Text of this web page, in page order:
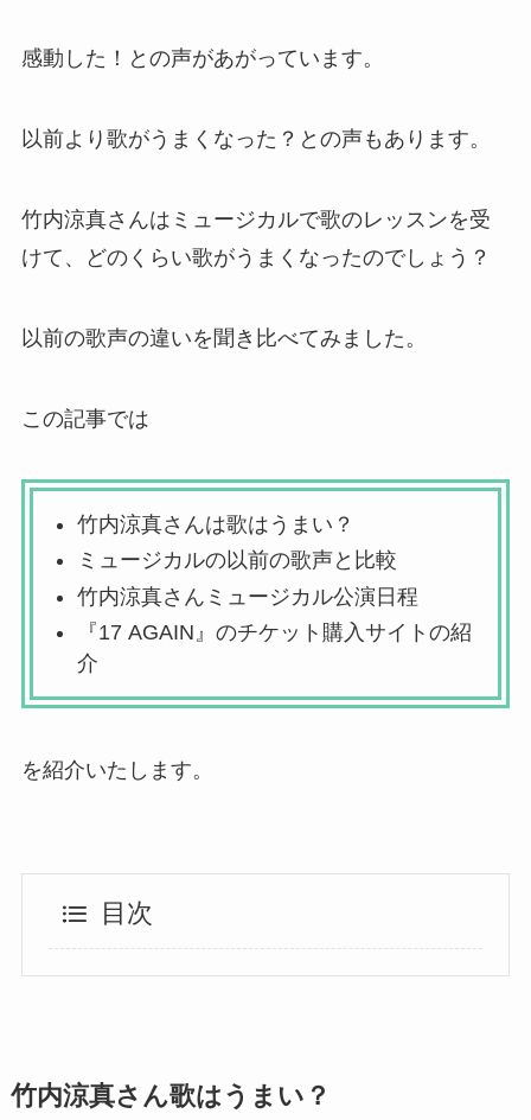
感動した！との声があがっています。
以前より歌がうまくなった？との声もあります。
竹内涼真さんはミュージカルで歌のレッスンを受
けて、どのくらい歌がうまくなったのでしょう？
以前の歌声の違いを聞き比べてみました。
この記事では
竹内涼真さんは歌はうまい？
ミュージカルの以前の歌声と比較
竹内涼真さんミュージカル公演日程
『17 AGAIN』のチケット購入サイトの紹
介
を紹介いたします。
目次
竹内涼真さん歌はうまい？